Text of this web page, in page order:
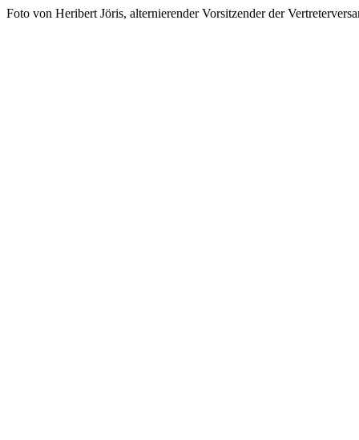
Foto von Heribert Jöris, alternierender Vorsitzender der